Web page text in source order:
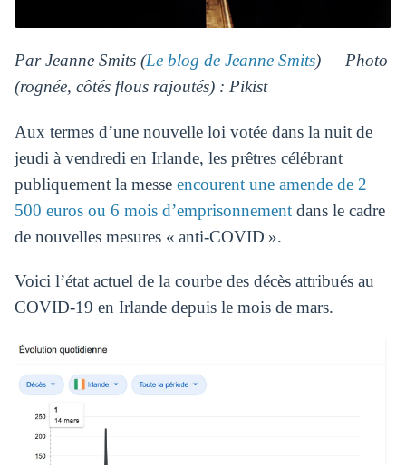
Par Jeanne Smits (Le blog de Jeanne Smits) — Photo
(rognée, côtés flous rajoutés) : Pikist
Aux termes d’une nouvelle loi votée dans la nuit de
jeudi à vendredi en Irlande, les prêtres célébrant
publiquement la messe encourent une amende de 2
500 euros ou 6 mois d’emprisonnementdans le cadre
de nouvelles mesures « anti-COVID ».
Voici l’état actuel de la courbe des décès attribués au
COVID-19 en Irlande depuis le mois de mars.